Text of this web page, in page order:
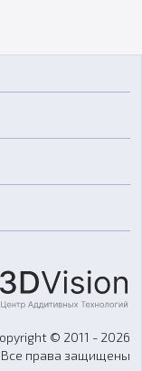
литья
© 2011 - 2026
Все права защищены